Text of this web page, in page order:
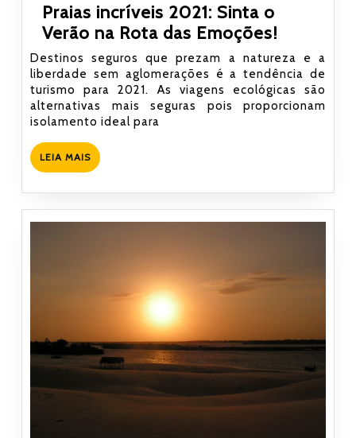
Praias incríveis 2021: Sinta o
Verão na Rota das Emoções!
incríveis
2021:
Sinta
o
das
Destinos seguros que prezam a natureza e a
liberdade sem aglomerações é a tendência de
turismo para 2021. As viagens ecológicas são
alternativas mais seguras pois proporcionam
isolamento ideal para
LEIA MAISLEIA
MAIS